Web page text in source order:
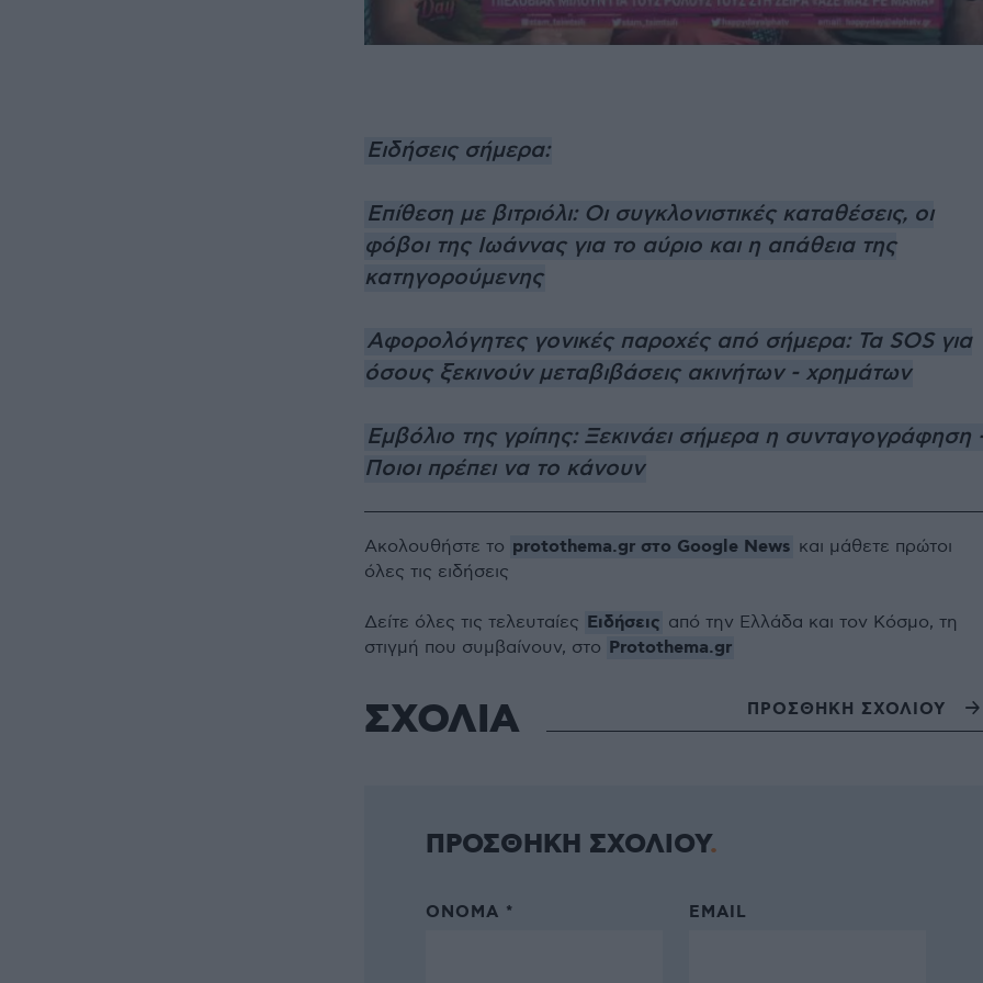
Ειδήσεις σήμερα:
Επίθεση με βιτριόλι: Οι συγκλονιστικές καταθέσεις, οι
φόβοι της Ιωάννας για το αύριο και η απάθεια της
κατηγορούμενης
Αφορολόγητες γονικές παροχές από σήμερα: Τα SOS για
όσους ξεκινούν μεταβιβάσεις ακινήτων - χρημάτων
Εμβόλιο της γρίπης: Ξεκινάει σήμερα η συνταγογράφηση
Ποιοι πρέπει να το κάνουν
Ακολουθήστε το protothema.gr στο Google News και μάθετε πρώτοι
όλες τις ειδήσεις
Δείτε όλες τις τελευταίες Ειδήσεις από την Ελλάδα και τον Κόσμο, τη
στιγμή που συμβαίνουν, στο Protothema.gr
ΣΧΟΛΙΑ ΠΡΟΣΘΗΚΗ ΣΧΟΛΙΟΥ
ΠΡΟΣΘΗΚΗ ΣΧΟΛΙΟΥ
ΌΝΟΜΑ * EMAIL